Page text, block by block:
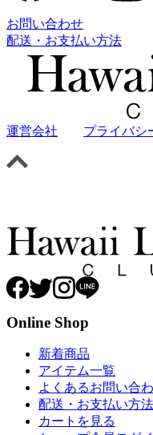
お問い合わせ
配送・お支払い方法
運営会社 プライバシ
Online Shop
新着商品
アイテム一覧
よくあるお問い合
配送・お支払い方法
カートを見る